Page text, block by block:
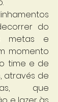
do
metas e
momento
time e de
através de
que